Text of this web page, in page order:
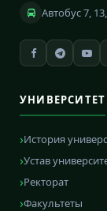
Автобус 7,
УНИВЕРСИТЕТ
История
Устав
Ректорат
Факультеты